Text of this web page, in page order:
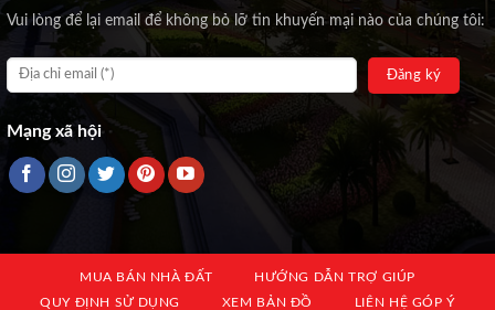
Vui lòng để lại email để không bỏ lỡ tin khuyến mại nào của chúng tôi:
Mạng xã hội
MUA BÁN NHÀ ĐẤT
HƯỚNG DẪN TRỢ GIÚP
QUY ĐỊNH SỬ DỤNG
XEM BẢN ĐỒ LIÊN HỆ GÓP Ý